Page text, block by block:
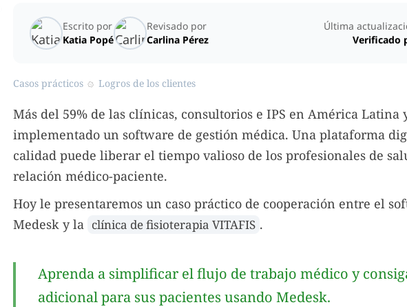
Escrito por
Katia Popé
Revisado por
Carlina Pérez
Última
Verificado
Casos prácticos Logros de los clientes
Más del 59% de las clínicas, consultorios e IPS en América Latina
implementado un software de gestión médica. Una plataforma
calidad puede liberar el tiempo valioso de los profesionales de
relación médico-paciente.
Hoy le presentaremos un caso práctico de cooperación entre el
Medesk y la clínica de fisioterapia VITAFIS .
Aprenda a simplificar el flujo de trabajo médico y
adicional para sus pacientes usando Medesk.